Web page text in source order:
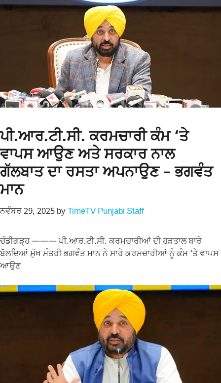
ਪੀ.ਆਰ.ਟੀ.ਸੀ. ਕਰਮਚਾਰੀ ਕੰਮ ‘ਤੇ
ਵਾਪਸ ਆਉਣ ਅਤੇ ਸਰਕਾਰ ਨਾਲ
ਗੱਲਬਾਤ ਦਾ ਰਸਤਾ ਅਪਨਾਉਣ – ਭਗਵੰਤ
ਮਾਨ
ਨਵੰਬਰ 29, 2025 byTimeTV Punjabi Staff
ਚੰਡੀਗੜ੍ਹ ——— ਪੀ.ਆਰ.ਟੀ.ਸੀ. ਕਰਮਚਾਰੀਆਂ ਦੀ ਹੜਤਾਲ ਬਾਰੇ
ਬੋਲਦਿਆਂ ਮੁੱਖ ਮੰਤਰੀ ਭਗਵੰਤ ਮਾਨ ਨੇ ਸਾਰੇ ਕਰਮਚਾਰੀਆਂ ਨੂੰ ਕੰਮ ‘ਤੇ ਵਾਪਸ
ਆਉਣ